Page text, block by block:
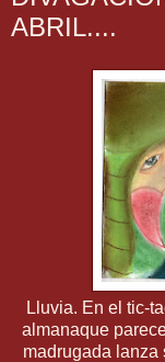
ABRIL....
Lluvia. En el tic-
almanaque
madrugada lanza